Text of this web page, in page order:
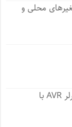
محلی و
دانلود کتاب 11 پروژه میکروکنترلر AVR با